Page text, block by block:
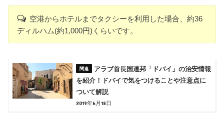
空港からホテルまでタクシーを利用した場合、約36
ディルハム(約1,000円)くらいです。
アラブ首長国連邦「ドバイ」の治安情報
を紹介！ドバイで気をつけることや注意点に
ついて解説
2019年6月18日